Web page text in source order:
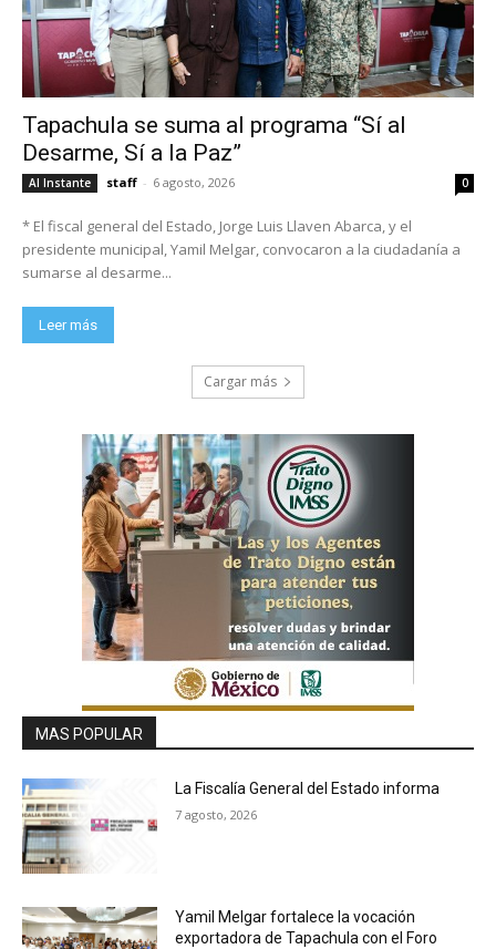
Tapachula se suma al programa “Sí al
Desarme, Sí a la Paz”
Al Instante staff - 6 agosto, 2026 0
* El fiscal general del Estado, Jorge Luis Llaven Abarca, y el
presidente municipal, Yamil Melgar, convocaron a la ciudadanía a
sumarse al desarme...
Leer más
Cargar más
MAS POPULAR
La Fiscalía General del Estado informa
7 agosto, 2026
Yamil Melgar fortalece la vocación
exportadora de Tapachula con el Foro